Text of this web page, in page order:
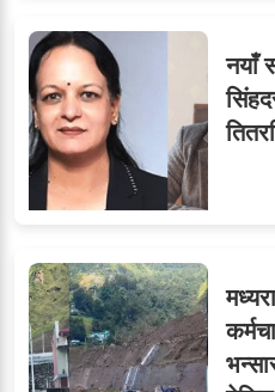
९जुनियरलाई दोहोरो
मन्त्रालयभित्र
नयाँ